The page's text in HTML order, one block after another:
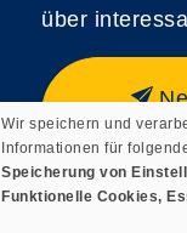
über
Wir speichern und
Informationen für
Speicherung von
Funktionelle Cookies,